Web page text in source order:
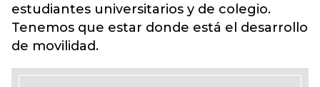
estudiantes universitarios y de colegio.
Tenemos que estar donde está el desarrollo
de movilidad.